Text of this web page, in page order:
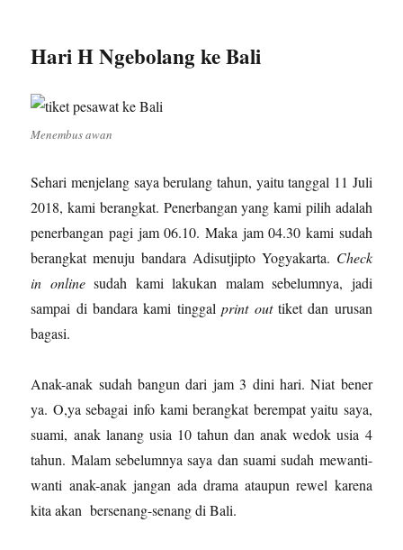
Hari H Ngebolang ke Bali
Menembus awan
Sehari menjelang saya berulang tahun, yaitu tanggal 11 Juli
2018, kami berangkat. Penerbangan yang kami pilih adalah
penerbangan pagi jam 06.10. Maka jam 04.30 kami sudah
berangkat menuju bandara Adisutjipto Yogyakarta. Check
in onlinesudah kami lakukan malam sebelumnya, jadi
sampai di bandara kami tinggalprint outtiket dan urusan
bagasi.
Anak-anak sudah bangun dari jam 3 dini hari. Niat bener
ya. O,ya sebagai info kami berangkat berempat yaitu saya,
suami, anak lanang usia 10 tahun dan anak wedok usia 4
tahun. Malam sebelumnya saya dan suami sudah mewanti-
wanti anak-anak jangan ada drama ataupun rewel karena
kita akan bersenang-senang di Bali.